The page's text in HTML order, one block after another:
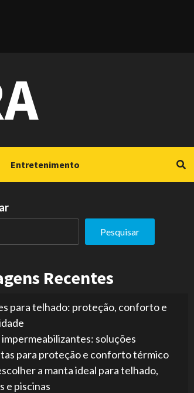
Entretenimento
Pesquisar
Recentes
para telhado: proteção, conforto e
impermeabilizantes: soluções
para proteção e conforto térmico
a manta ideal para telhado,
e piscinas